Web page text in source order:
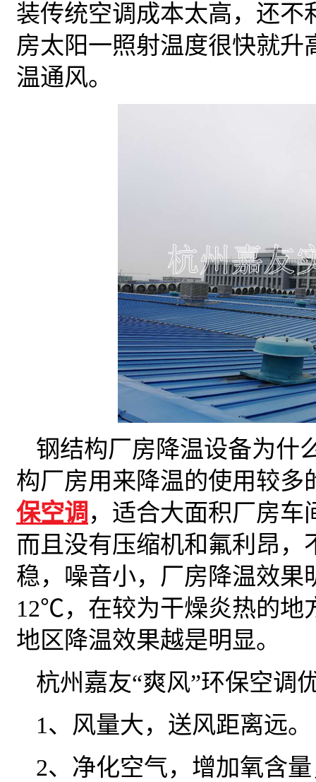
装传统空调成本太高，还
房太阳一照射温度很快就
温通风。
钢结构厂房降温设备为什
构厂房用来降温的使用较
保空调 ，适合大面积厂房
而且没有压缩机和氟利昂
稳，噪音小，厂房降温效果
12℃，在较为干燥炎热的地
地区降温效果越是明显。
杭州嘉友“爽风”环保空调
1、风量大，送风距离远。
2、净化空气，增加氧含